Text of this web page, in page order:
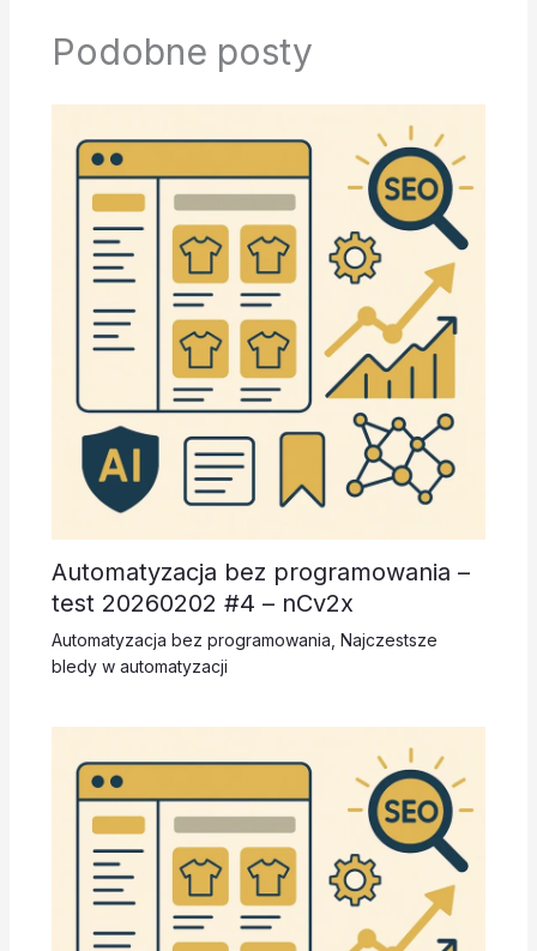
Podobne posty
Automatyzacja bez programowania –
test 20260202 #4 – nCv2x
Automatyzacja bez programowania Najczestsze
bledy w automatyzacji